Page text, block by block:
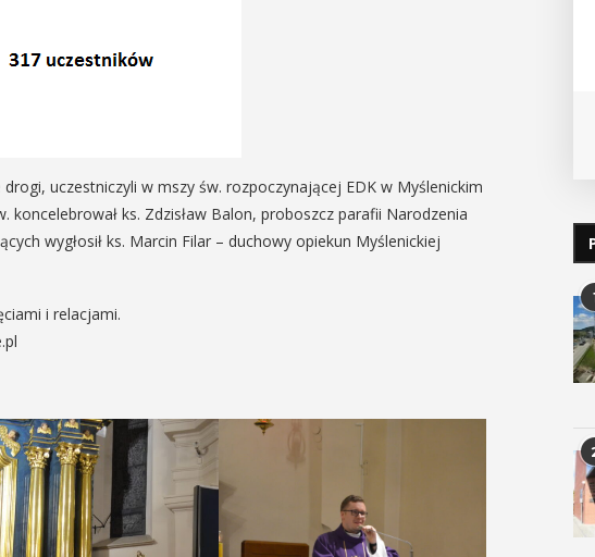
uczestniczyli w mszy św. rozpoczynającej EDK w Myślenickim
ks. Zdzisław Balon, proboszcz parafii Narodzenia
wygłosił ks. Marcin Filar – duchowy opiekun Myślenickiej
i relacjami.
...